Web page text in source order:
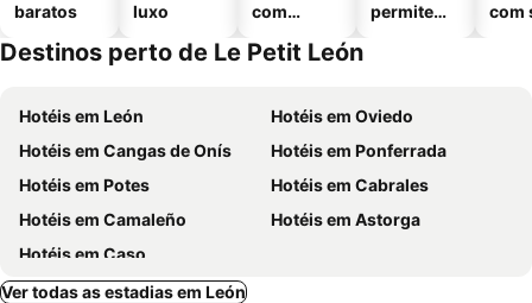
baratos
luxo
com
permitem
com
Destinos perto de Le Petit León
Hotéis em León
Hotéis em Oviedo
Hotéis em Cangas de Onís
Hotéis em Ponferrada
Hotéis em Potes
Hotéis em Cabrales
Hotéis em Camaleño
Hotéis em Astorga
Hotéis em Caso
Ver todas as estadias em León